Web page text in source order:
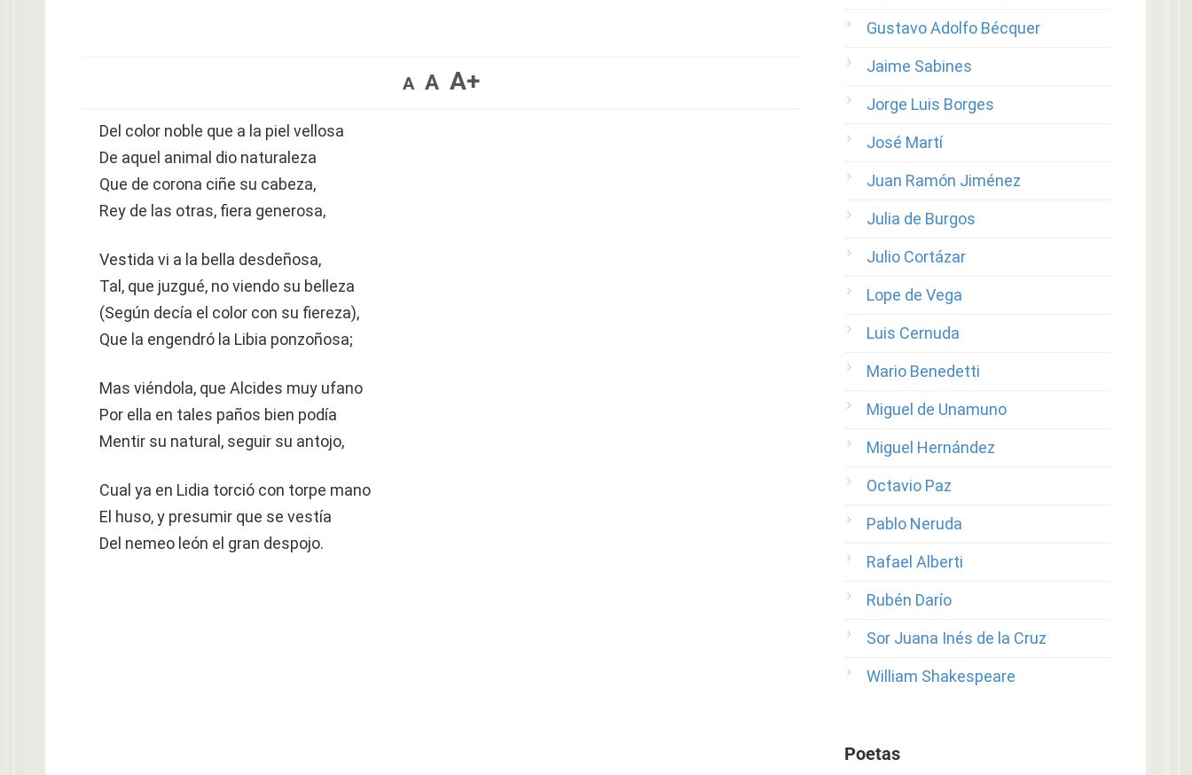
A A A+
Del color noble que a la piel vellosa
De aquel animal dio naturaleza
Que de corona ciñe su cabeza,
Rey de las otras, fiera generosa,
Vestida vi a la bella desdeñosa,
Tal, que juzgué, no viendo su belleza
(Según decía el color con su fiereza),
Que la engendró la Libia ponzoñosa;
Mas viéndola, que Alcides muy ufano
Por ella en tales paños bien podía
Mentir su natural, seguir su antojo,
Cual ya en Lidia torció con torpe mano
El huso, y presumir que se vestía
Del nemeo león el gran despojo.
Gustavo Adolfo Bécquer
Jaime Sabines
Jorge Luis Borges
José Martí
Juan Ramón Jiménez
Julia de Burgos
Julio Cortázar
Lope de Vega
Luis Cernuda
Mario Benedetti
Miguel de Unamuno
Miguel Hernández
Octavio Paz
Pablo Neruda
Rafael Alberti
Rubén Darío
Sor Juana Inés de la Cruz
William Shakespeare
Poetas